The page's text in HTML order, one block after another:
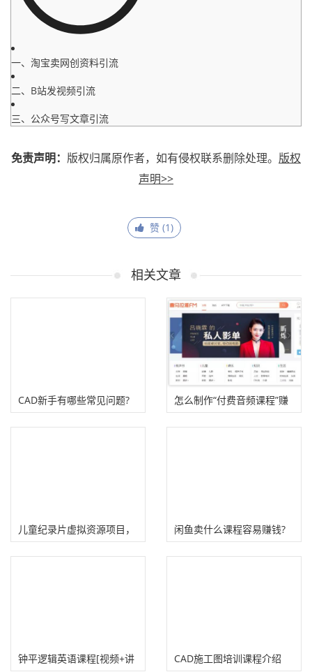
一、淘宝卖网创资料引流
二、B站发视频引流
三、公众号写文章引流
免责声明： 版权归属原作者，如有侵权联系删除处理。 版权
声明>>
赞 (1)
相关文章
CAD新手有哪些常见问题?
怎么制作“付费音频课程”赚
钱？
儿童纪录片虚拟资源项目，
如何操作赚钱?
闲鱼卖什么课程容易赚钱?
钟平逻辑英语课程[视频+讲 CAD施工图培训课程介绍